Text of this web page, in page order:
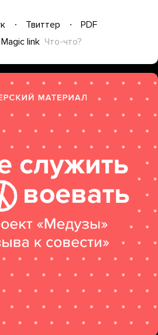
Твиттер
PDF
Magic link Что-что?